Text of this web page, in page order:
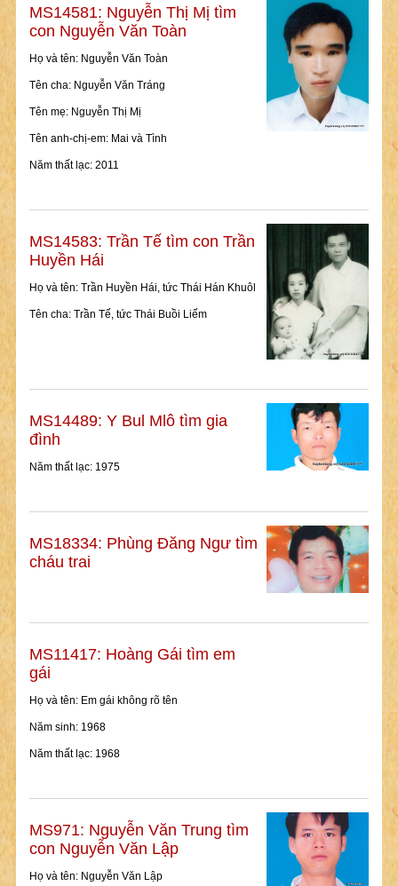
MS14581: Nguyễn Thị Mị tìm
con Nguyễn Văn Toàn
Họ và tên: Nguyễn Văn Toàn
Tên cha: Nguyễn Văn Tráng
Tên mẹ: Nguyễn Thị Mị
Tên anh-chị-em: Mai và Tình
Năm thất lạc: 2011
MS14583: Trần Tế tìm con Trần
Huyền Hái
Họ và tên: Trần Huyền Hái, tức Thái Hán Khuôl
Tên cha: Trần Tế, tức Thái Buồi Liếm
MS14489: Y Bul Mlô tìm gia
đình
Năm thất lạc: 1975
MS18334: Phùng Đăng Ngư tìm
cháu trai
MS11417: Hoàng Gái tìm em
gái
Họ và tên: Em gái không rõ tên
Năm sinh: 1968
Năm thất lạc: 1968
MS971: Nguyễn Văn Trung tìm
con Nguyễn Văn Lập
Họ và tên: Nguyễn Văn Lập